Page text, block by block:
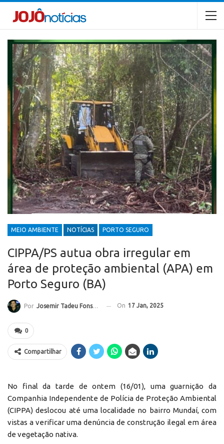
MEIO AMBIENTE NOTÍCIAS PORTO SEGURO
CIPPA/PS autua obra irregular em
área de proteção ambiental (APA) em
Porto Seguro (BA)
Por Josemir Tadeu Fonseca On 17 Jan, 2025
0
Compartilhar
No final da tarde de ontem (16/01), uma guarnição da
Companhia Independente de Polícia de Proteção Ambiental
(CIPPA) deslocou até uma localidade no bairro Mundaí, com
vistas a verificar uma denúncia de construção ilegal em área
de vegetação nativa.